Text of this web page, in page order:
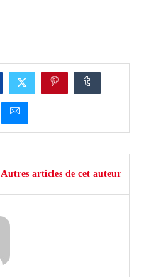
Autres articles de cet auteur